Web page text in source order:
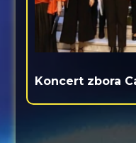
Koncert zbora